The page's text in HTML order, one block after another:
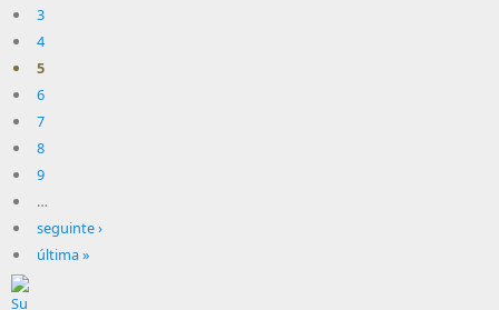
3
4
5
6
7
8
9
…
seguinte ›
última »